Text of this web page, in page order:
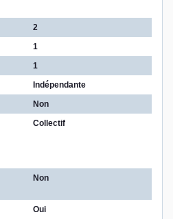
2
1
1
Indépendante
Non
Collectif
Non
Oui